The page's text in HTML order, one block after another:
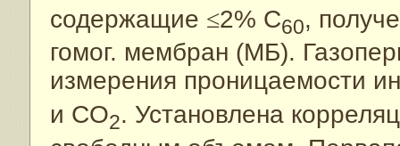
содержащие ≤2% C60,
гомог. мембран (МБ).
измерения проницаемости
и CO2. Установлена